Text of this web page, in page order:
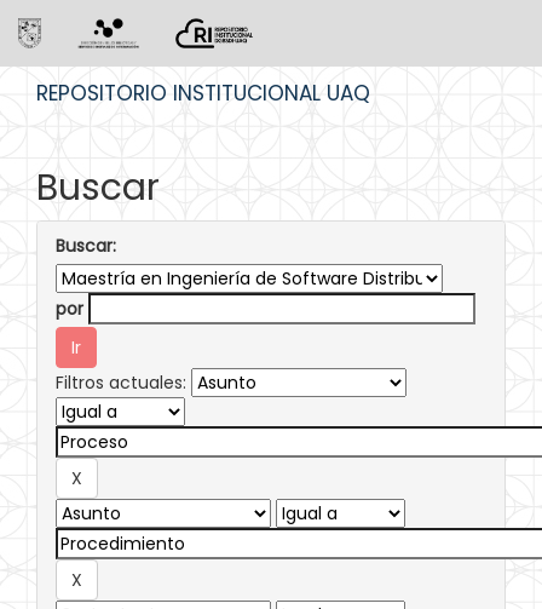
REPOSITORIO INSTITUCIONAL UAQ
Buscar
Buscar:
por
Filtros actuales: